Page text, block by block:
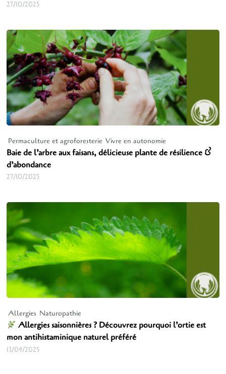
27/10/2025
Permaculture et agroforesterie Vivre en autonomie
Baie de l’arbre aux faisans, délicieuse plante de résilience &
d’abondance
27/10/2025
Allergies Naturopathie
Allergies saisonnières ? Découvrez pourquoi l’ortie est
mon antihistaminique naturel préféré
13/04/2025